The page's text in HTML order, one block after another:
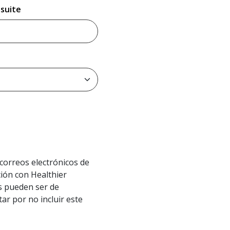
electrónicos de
con Healthier
pueden ser de
por no incluir este